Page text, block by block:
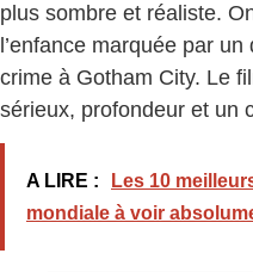
plus sombre et réaliste.
l’enfance marquée par
crime à Gotham City. Le
sérieux, profondeur et un
A LIRE :
Les 10
mondiale à voir